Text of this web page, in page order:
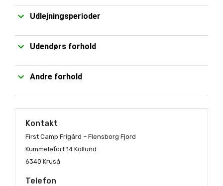
Udlejningsperioder
Udendørs forhold
Andre forhold
Kontakt
First Camp Frigård – Flensborg Fjord
Kummelefort 14 Kollund
6340 Kruså
Telefon